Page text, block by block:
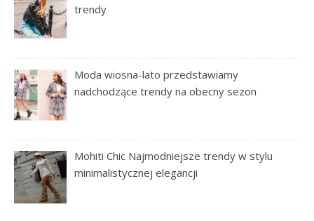
trendy
Moda wiosna-lato przedstawiamy
nadchodzące trendy na obecny sezon
Mohiti Chic Najmodniejsze trendy w stylu
minimalistycznej elegancji